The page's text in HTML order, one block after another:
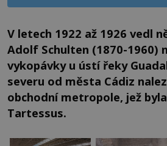
V letech 1922 až 1926 vedl
Adolf Schulten (1870-1960)
vykopávky u ústí řeky
severu od města Cádiz
obchodní metropole, jež
Tartessus.